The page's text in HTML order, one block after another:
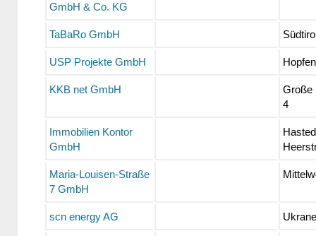
GmbH & Co. KG
TaBaRo GmbH
USP Projekte GmbH
KKB net GmbH
Große
4
Immobilien Kontor
GmbH
Maria-Louisen-Straße
7 GmbH
scn energy AG